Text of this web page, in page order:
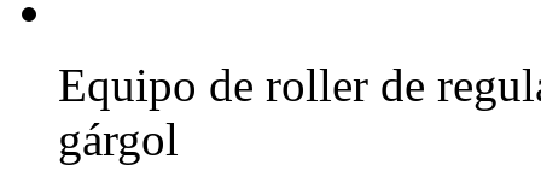
Equipo de roller de
gárgol